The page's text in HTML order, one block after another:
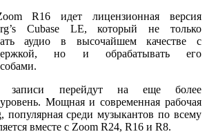
R16 идет лицензионная версия
Cubase LE, который не только
аудио в высочайшем качестве с
но и обрабатывать его
перейдут на еще более
Мощная и современная рабочая
популярная среди музыкантов по всему
вместе с Zoom R24, R16 и R8.